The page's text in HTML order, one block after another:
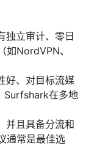
独立审计、零日
如NordVPN、
好、对目标流媒
Surfshark在多地
并且具备分流和
通常是最佳选